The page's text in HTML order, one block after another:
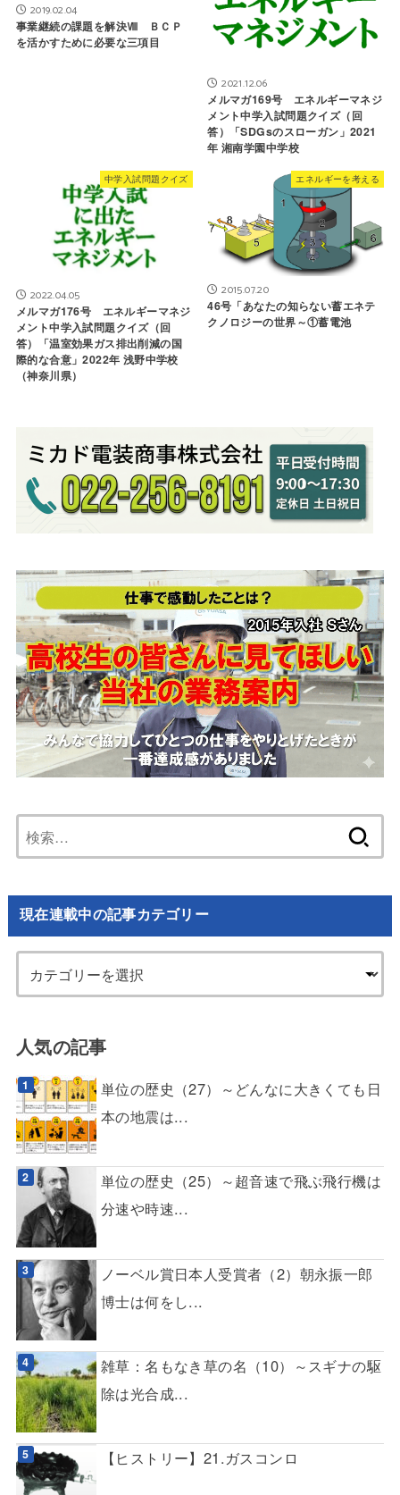
2019.02.04
事業継続の課題を解決Ⅷ ＢＣＰ
を活かすために必要な三項目
2021.12.06
メルマガ169号 エネルギーマネジ
メント中学入試問題クイズ（回
答）「SDGsのスローガン」2021
年 湘南学園中学校
中学入試問題クイズ
2022.04.05
メルマガ176号 エネルギーマネジ
メント中学入試問題クイズ（回
答）「温室効果ガス排出削減の国
際的な合意」2022年 浅野中学校
（神奈川県）
エネルギーを考える
2015.07.20
46号「あなたの知らない蓄エネテ
クノロジーの世界～①蓄電池
索:
現在連載中の記事カテゴリー
人気の記事
単位の歴史（27）～どんなに大きくても日
本の地震は...
単位の歴史（25）～超音速で飛ぶ飛行機は
分速や時速...
ノーベル賞日本人受賞者（2）朝永振一郎
博士は何をし...
雑草：名もなき草の名（10）～スギナの駆
除は光合成...
【ヒストリー】21.ガスコンロ